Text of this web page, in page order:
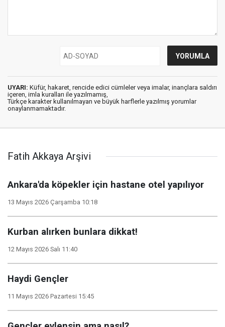
UYARI: Küfür, hakaret, rencide edici cümleler veya imalar, inançlara saldırı
içeren, imla kuralları ile yazılmamış,
Türkçe karakter kullanılmayan ve büyük harflerle yazılmış yorumlar
onaylanmamaktadır.
Fatih Akkaya Arşivi
Ankara'da köpekler için hastane otel yapılıyor
13 Mayıs 2026 Çarşamba 10:18
Kurban alırken bunlara dikkat!
12 Mayıs 2026 Salı 11:40
Haydi Gençler
11 Mayıs 2026 Pazartesi 15:45